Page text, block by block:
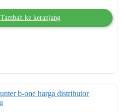
Tambah ke keranjang